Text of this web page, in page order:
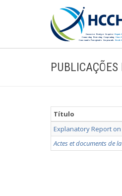
Título
Explanatory Report
Actes et documents de